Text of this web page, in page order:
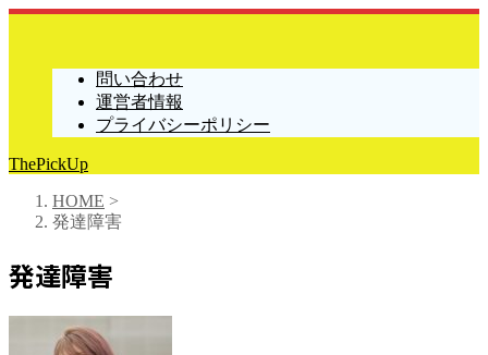
問い合わせ
運営者情報
プライバシーポリシー
ThePickUp
HOME >
発達障害
発達障害